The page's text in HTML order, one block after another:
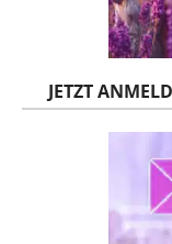
JETZT